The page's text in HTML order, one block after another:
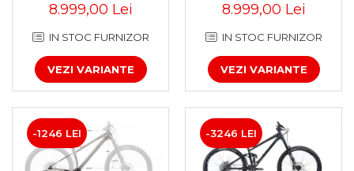
8.999,00 Lei
IN STOC FURNIZOR
VEZI VARIANTE
8.999,00 Lei
IN STOC FURNIZOR
VEZI VARIANTE
-1246 LEI -3246 LEI